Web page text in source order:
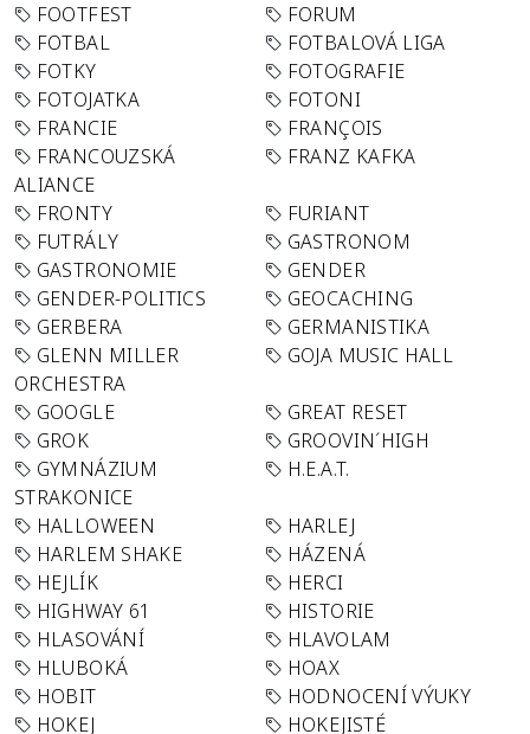
FOOTFEST
FORUM
FOTBAL
FOTBALOVÁ LIGA
FOTKY
FOTOGRAFIE
FOTOJATKA
FOTONI
FRANCIE
FRANÇOIS
FRANCOUZSKÁ
ALIANCE
FRANZ KAFKA
FRONTY
FURIANT
FUTRÁLY
GASTRONOM
GASTRONOMIE
GENDER
GENDER-POLITICS
GEOCACHING
GERBERA
GERMANISTIKA
GLENN MILLER
ORCHESTRA
GOJA MUSIC HALL
GOOGLE
GREAT RESET
GROK
GROOVIN´HIGH
GYMNÁZIUM
STRAKONICE
H.E.A.T.
HALLOWEEN
HARLEJ
HARLEM SHAKE
HÁZENÁ
HEJLÍK
HERCI
HIGHWAY 61
HISTORIE
HLASOVÁNÍ
HLAVOLAM
HLUBOKÁ
HOAX
HOBIT
HODNOCENÍ VÝUKY
HOKEJ
HOKEJISTÉ